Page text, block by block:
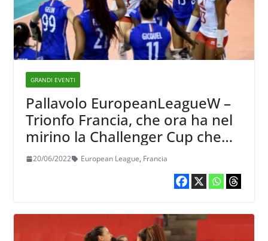
GRANDI EVENTI
Pallavolo EuropeanLeagueW –
Trionfo Francia, che ora ha nel
mirino la Challenger Cup che
qualifica alla VNL
20/06/2022 European League, Francia